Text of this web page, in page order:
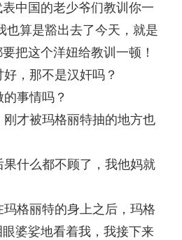
中国的老少爷们教训你一
也算是豁出去了今天，就是
把这个洋妞给教训一顿！
，那不是汉奸吗？
事情吗？
才被玛格丽特抽的地方也
什么都不顾了，我他妈就
格丽特的身上之后，玛格
婆娑地看着我，我接下来